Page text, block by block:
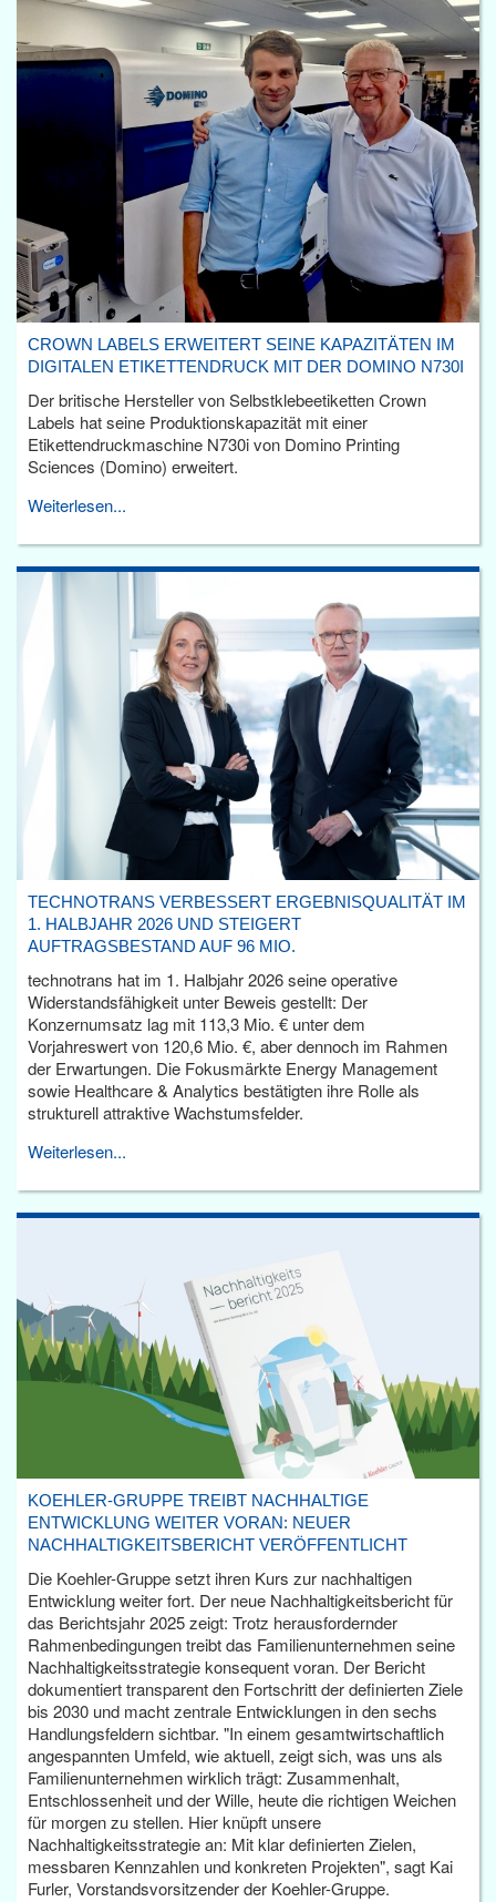
CROWN LABELS ERWEITERT SEINE KAPAZITÄTEN IM
DIGITALEN ETIKETTENDRUCK MIT DER DOMINO N730I
Der britische Hersteller von Selbstklebeetiketten Crown
Labels hat seine Produktionskapazität mit einer
Etikettendruckmaschine N730i von Domino Printing
Sciences (Domino) erweitert.
Weiterlesen...
TECHNOTRANS VERBESSERT ERGEBNISQUALITÄT IM
1. HALBJAHR 2026 UND STEIGERT
AUFTRAGSBESTAND AUF 96 MIO.
technotrans hat im 1. Halbjahr 2026 seine operative
Widerstandsfähigkeit unter Beweis gestellt: Der
Konzernumsatz lag mit 113,3 Mio. € unter dem
Vorjahreswert von 120,6 Mio. €, aber dennoch im Rahmen
der Erwartungen. Die Fokusmärkte Energy Management
sowie Healthcare & Analytics bestätigten ihre Rolle als
strukturell attraktive Wachstumsfelder.
Weiterlesen...
KOEHLER-GRUPPE TREIBT NACHHALTIGE
ENTWICKLUNG WEITER VORAN: NEUER
NACHHALTIGKEITSBERICHT VERÖFFENTLICHT
Die Koehler-Gruppe setzt ihren Kurs zur nachhaltigen
Entwicklung weiter fort. Der neue Nachhaltigkeitsbericht für
das Berichtsjahr 2025 zeigt: Trotz herausfordernder
Rahmenbedingungen treibt das Familienunternehmen seine
Nachhaltigkeitsstrategie konsequent voran. Der Bericht
dokumentiert transparent den Fortschritt der definierten Ziele
bis 2030 und macht zentrale Entwicklungen in den sechs
Handlungsfeldern sichtbar. "In einem gesamtwirtschaftlich
angespannten Umfeld, wie aktuell, zeigt sich, was uns als
Familienunternehmen wirklich trägt: Zusammenhalt,
Entschlossenheit und der Wille, heute die richtigen Weichen
für morgen zu stellen. Hier knüpft unsere
Nachhaltigkeitsstrategie an: Mit klar definierten Zielen,
messbaren Kennzahlen und konkreten Projekten", sagt Kai
Furler, Vorstandsvorsitzender der Koehler-Gruppe.